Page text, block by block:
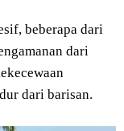
beberapa dari
dari
dari barisan.